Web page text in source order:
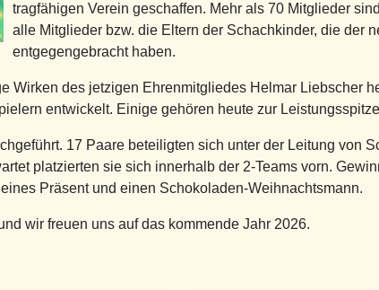
tragfähigen Verein geschaffen. Mehr als 70 Mitglieder
alle Mitglieder bzw. die Eltern der Schachkinder, die der
entgegengebracht haben.
Wirken des jetzigen Ehrenmitgliedes Helmar Liebscher
entwickelt. Einige gehören heute zur
17 Paare beteiligten sich unter der Leitung von
platzierten sie sich innerhalb der 2-Teams vorn.
Präsent und einen Schokoladen-Weihnachtsmann.
wir freuen uns auf das kommende Jahr 2026.